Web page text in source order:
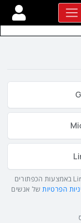
בלחיצה על Google, Microsoft וLinkedIn באמצעות הכפתורים
הפרטיותשל אנשים